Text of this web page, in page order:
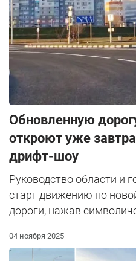
Обновленную
откроют уже
дрифт-шоу
Руководство области и
старт движению по
дороги, нажав
04 ноября 2025